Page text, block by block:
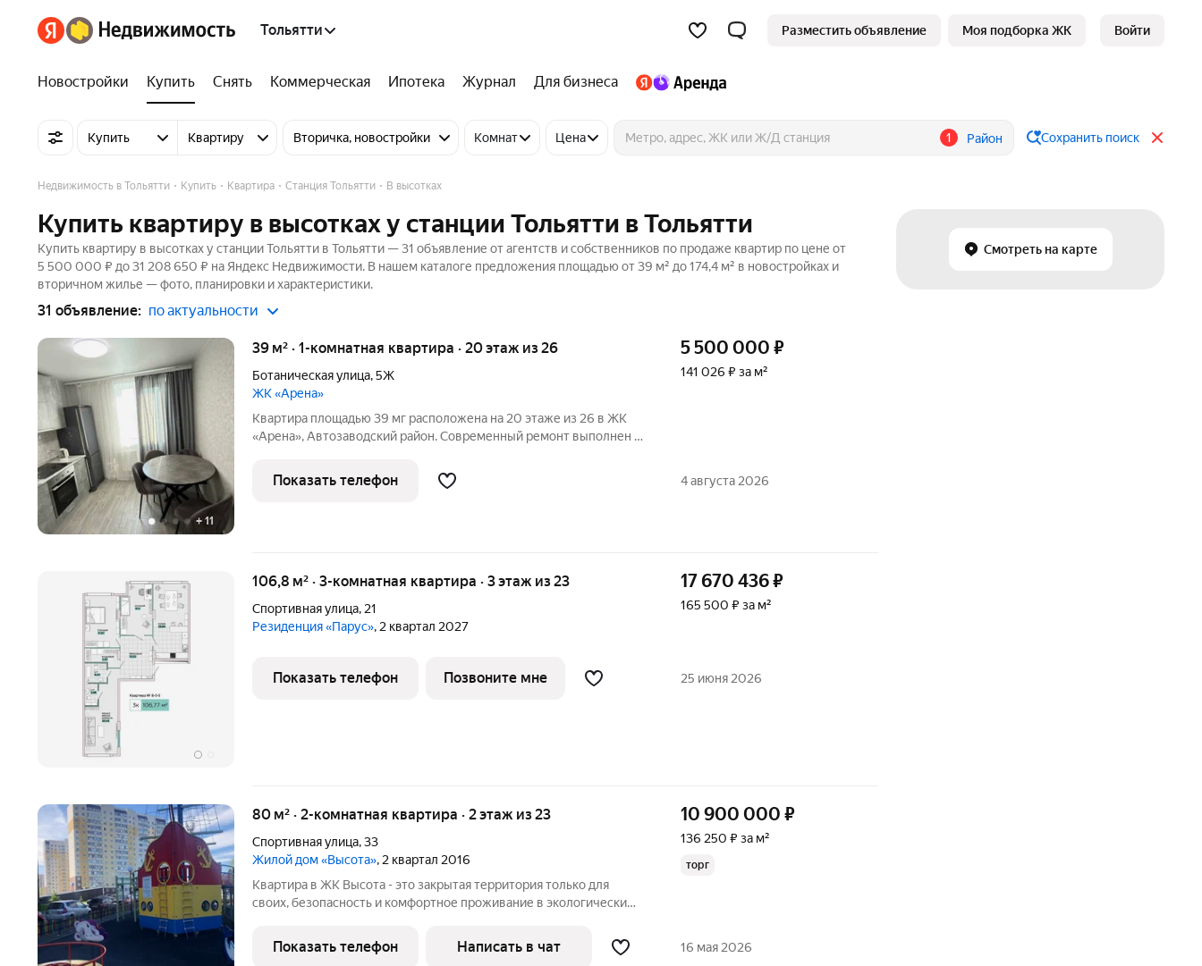
Тольятти Разместить объявление Моя подборка ЖК Войти
Новостройки Купить Снять Коммерческая Ипотека Журнал Для бизнеса
Купить Квартиру Вторичка, новостройки Комнат Цена 1 Район Сохранить поиск
Смотреть на карте
Недвижимость в Тольятти Купить Квартира Станция Тольятти В высотках
Купить квартиру в высотках у станции Тольятти в Тольятти
Купить квартиру в высотках у станции Тольятти в Тольятти — 31 объявление от агентств и собственников по продаже квартир по цене от
5 500 000 ₽ до 31 208 650 ₽ на Яндекс Недвижимости. В нашем каталоге предложения площадью от 39 м² до 174,4 м² в новостройках и
вторичном жилье — фото, планировки и характеристики.
31 объявление: по актуальности
+ 11
39 м² · 1-комнатная квартира · 20 этаж из 26
Ботаническая улица,5Ж
ЖК «Арена»
Квартира площадью 39 мг расположена на 20 этаже из 26 в ЖК
«Арена», Автозаводский район. Современный ремонт выполнен в
гарнитуром, рабочей зоной и обеденной группой. Есть
необходимая
5 500 000 ₽
141 026 ₽ за м²
Показать телефон 4 августа 2026
106,8 м² · 3-комнатная квартира · 3 этаж из 23
Спортивная улица, 21
Резиденция «Парус», 2 квартал 2027
17 670 436₽
165 500 ₽ за м²
Показать телефон Позвоните мне 25 июня 2026
80 м² · 2-комнатная квартира · 2 этаж из 23
Спортивная улица,33
Жилой дом «Высота», 2 квартал 2016
Квартира в ЖК Высота - это закрытая территория только для
своих, безопасность и комфортное проживание в экологически
Дом одноподъездный, поделён на два крыла, места общего
пользования очень
10 900 000 ₽
136 250 ₽ за м²
торг
Показать телефон Написать в чат 16 мая 2026